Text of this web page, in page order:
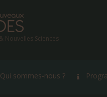
Nouvelles Sciences
Qui sommes-nous ?